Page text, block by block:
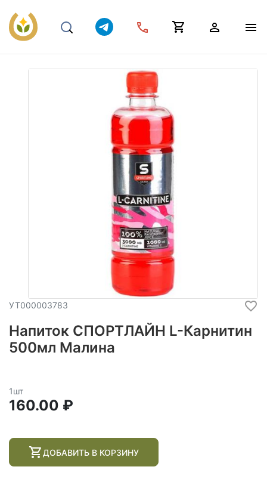
УТ000003783
Напиток СПОРТЛАЙН L-Карнитин
500мл Малина
1шт
160.00 ₽
ДОБАВИТЬ В КОРЗИНУ